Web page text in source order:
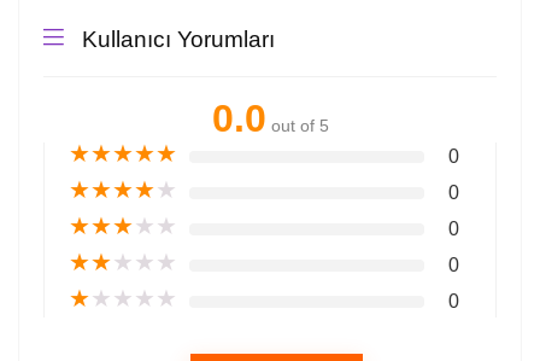
Kullanıcı Yorumları
0.0 out of 5
★★★★★ 0
★★★★★ 0
★★★★★ 0
★★★★★ 0
★★★★★ 0